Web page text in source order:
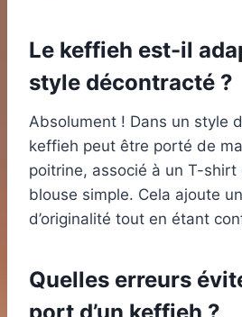
Le keffieh est-il
style décontracté ?
Absolument ! Dans un style
keffieh peut être porté de
poitrine, associé à un T-shirt
blouse simple. Cela ajoute
d’originalité tout en étant
Quelles erreurs